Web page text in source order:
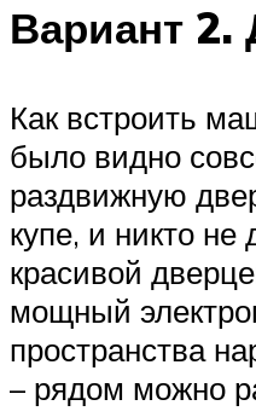
Вариант 2.
Как встроить
было видно
раздвижную
купе, и никто не
красивой
мощный
пространства
– рядом можно